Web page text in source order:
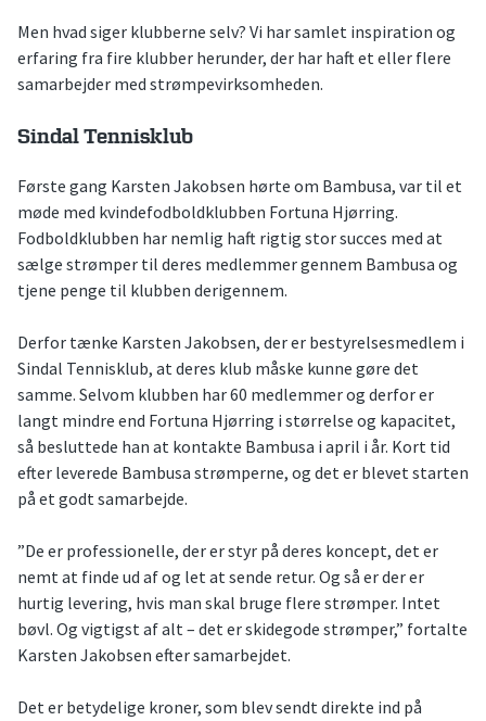
Men hvad siger klubberne selv? Vi har samlet inspiration og
erfaring fra fire klubber herunder, der har haft et eller flere
samarbejder med strømpevirksomheden.
Sindal Tennisklub
Første gang Karsten Jakobsen hørte om Bambusa, var til et
møde med kvindefodboldklubben Fortuna Hjørring.
Fodboldklubben har nemlig haft rigtig stor succes med at
sælge strømper til deres medlemmer gennem Bambusa og
tjene penge til klubben derigennem.
Derfor tænke Karsten Jakobsen, der er bestyrelsesmedlem i
Sindal Tennisklub, at deres klub måske kunne gøre det
samme. Selvom klubben har 60 medlemmer og derfor er
langt mindre end Fortuna Hjørring i størrelse og kapacitet,
så besluttede han at kontakte Bambusa i april i år. Kort tid
efter leverede Bambusa strømperne, og det er blevet starten
på et godt samarbejde.
”De er professionelle, der er styr på deres koncept, det er
nemt at finde ud af og let at sende retur. Og så er der er
hurtig levering, hvis man skal bruge flere strømper. Intet
bøvl. Og vigtigst af alt – det er skidegode strømper,” fortalte
Karsten Jakobsen efter samarbejdet.
Det er betydelige kroner, som blev sendt direkte ind på